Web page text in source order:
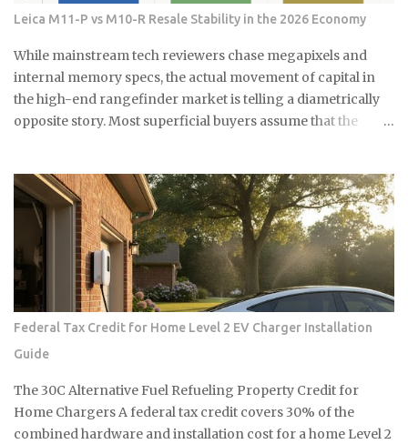
진짜 이유 식초의 산성 성분이 곰팡이를 죽이는 거예요. pH가 2.5 정
도로 낮아서 곰팡이가 살기 어려운 환경을 만들어주죠. 게다가 식초
는 자연 재료라 독한 화학물질 걱정도 없어요. 시중에 파는 곰팡이 제
거제들 성분표 보면 솔직히 무서워요. 염소계 표백제나 각종 화학물
질이 들어있는데, 환기가 잘 안 되는 샤워실에서 쓰기엔 부담스럽잖
아요. 식초는 냄새는 좀 나지만 금방 날아가고, 피부에 닿아도 큰 문제
준비하세요 15분이면 끝나는 식초 곰팡이 제거법 곰팡이가 있는 부분
에 식초를 충분히 뿌려주세요. 아끼지 말고 흠뻑 적셔주는 게 포인트
예요. 그리고 15분 정도 기다리면 식초가 곰팡이를 분해하기 시작해
요. 시간이 지나면 칫솔로 살살 문질러주세요. 힘들게 박박 문지를 필
요 없어요. 식초가 이미 곰팡이를 약하게 만들어놨으니까 가볍게 문
질러도...
Leica M11-P vs M10-R Resale Stability in the 2026 Economy
While mainstream tech reviewers chase megapixels and
internal memory specs, the actual movement of capital in
the high-end rangefinder market is telling a diametrically
opposite story. Most superficial buyers assume that the
Leica M11-P has recently encountered a harsh correction
that defies standard consumer electronics logic. In the early
months of this year, we have witnessed a fascinating
decoupling where the M11-P experiences a sharp baseline
thinning while the legacy M10-R achieves a status akin to a
blue-chip commodity. This is not a mere glitch in the matrix
but a fundamental shift in how collectors and high-net-
worth users perceive the intersection of longevity, tactile
reliability, and the elusive quality of digital soul. The current
economic climate has forced a re-evaluation of what
constitutes a durable asset in a world saturated with
disposable silicon. F...
Federal Tax Credit for Home Level 2 EV Charger Installation
Guide
The 30C Alternative Fuel Refueling Property Credit for
Home Chargers A federal tax credit covers 30% of the
combined hardware and installation cost for a home Level 2